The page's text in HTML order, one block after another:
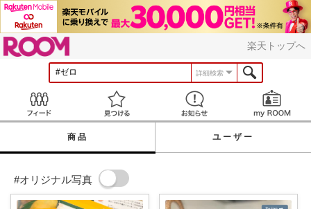
楽天トップへ
詳細検索
見つける お知らせ
商品 ユーザー
#オリジナル写真